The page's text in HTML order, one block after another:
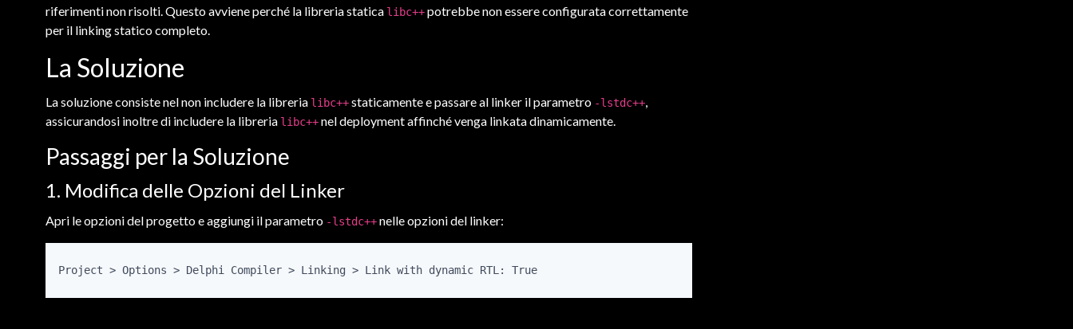
riferimenti non risolti. Questo avviene perché la libreria statica libc++potrebbe non essere configurata correttamente
per il linking statico completo.
La Soluzione
La soluzione consiste nel non includere la libreria libc++staticamente e passare al linker il parametro -lstdc++,
assicurandosi inoltre di includere la libreria libc++nel deployment affinché venga linkata dinamicamente.
Passaggi per la Soluzione
1. Modifica delle Opzioni del Linker
Apri le opzioni del progetto e aggiungi il parametro -lstdc++nelle opzioni del linker:
Project > Options > Delphi Compiler > Linking > Link with dynamic RTL: True